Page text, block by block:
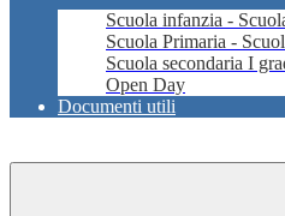
Scuola infanzia -
Scuola Primaria -
Scuola secondaria I
Open Day
Documenti utili